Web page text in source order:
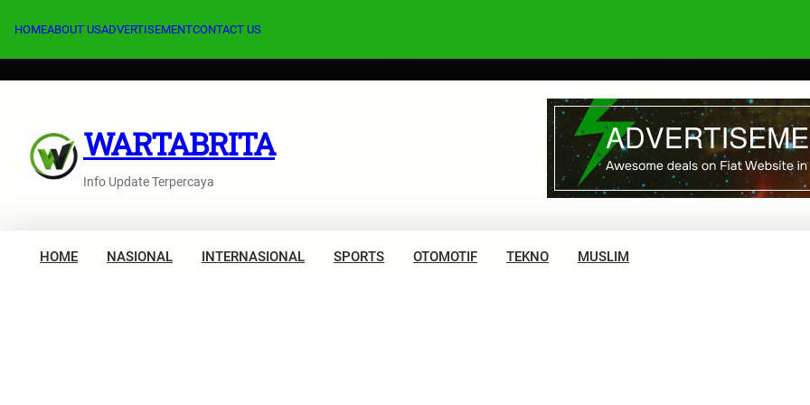
HOMEABOUT USADVERTISEMENTCONTACT US
WARTABRITA
Info Update Terpercaya
HOME NASIONAL INTERNASIONAL SPORTS OTOMOTIF TEKNO MUSLIM